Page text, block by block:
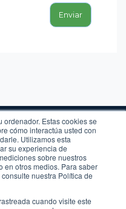
ordenador. Estas cookies se
cómo interactúa usted con
Utilizamos esta
su experiencia de
sobre nuestros
en otros medios. Para saber
nuestra Política de
cuando visite este